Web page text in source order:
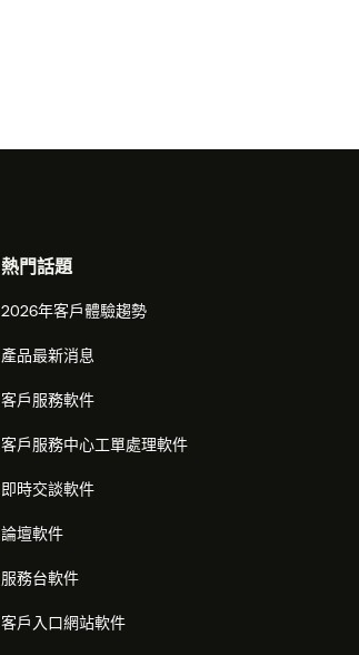
熱門話題
2026年客戶體驗趨勢
產品最新消息
客戶服務軟件
客戶服務中心工單處理軟件
即時交談軟件
論壇軟件
服務台軟件
客戶入口網站軟件